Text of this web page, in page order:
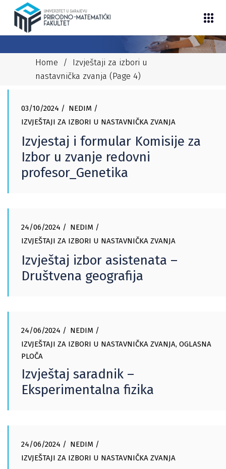
Home / Izvještaji za izbori u
nastavnička zvanja (Page 4)
03/10/2024
NEDIM
IZVJEŠTAJI ZA IZBORI U NASTAVNIČKA ZVANJA
Izvjestaj i formular Komisije za
Izbor u zvanje redovni
profesor_Genetika
24/06/2024
NEDIM
IZVJEŠTAJI ZA IZBORI U NASTAVNIČKA ZVANJA
Izvještaj izbor asistenata –
Društvena geografija
24/06/2024
NEDIM
IZVJEŠTAJI ZA IZBORI U NASTAVNIČKA ZVANJA, OGLASNA
PLOČA
Izvještaj saradnik –
Eksperimentalna fizika
24/06/2024
NEDIM
IZVJEŠTAJI ZA IZBORI U NASTAVNIČKA ZVANJA